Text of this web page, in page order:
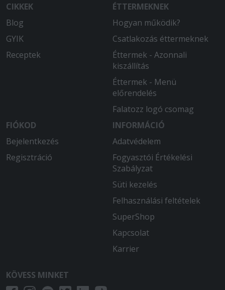
CIKKEK
Blog
GYIK
Receptek
ÉTTERMEKNEK
Hogyan működik?
Csatlakozás éttermeknek
Éttermek - Azonnali
kiszállítás
Éttermek - Menü
előrendelés
Falatozz logó csomag
FIÓKOD
Bejelentkezés
Regisztráció
INFORMÁCIÓ
Adatvédelem
Fogyasztói Értékelési
Szabályzat
Süti kezelés
Felhasználási feltételek
SuperShop
Kapcsolat
Karrier
KÖVESS MINKET